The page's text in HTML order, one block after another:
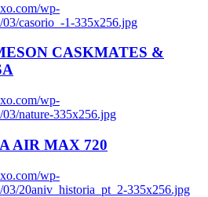
wp-
casorio_-1-335x256.jpg
CASKMATES &
wp-
nature-335x256.jpg
AIR MAX 720
wp-
03/20aniv_historia_pt_2-335x256.jpg